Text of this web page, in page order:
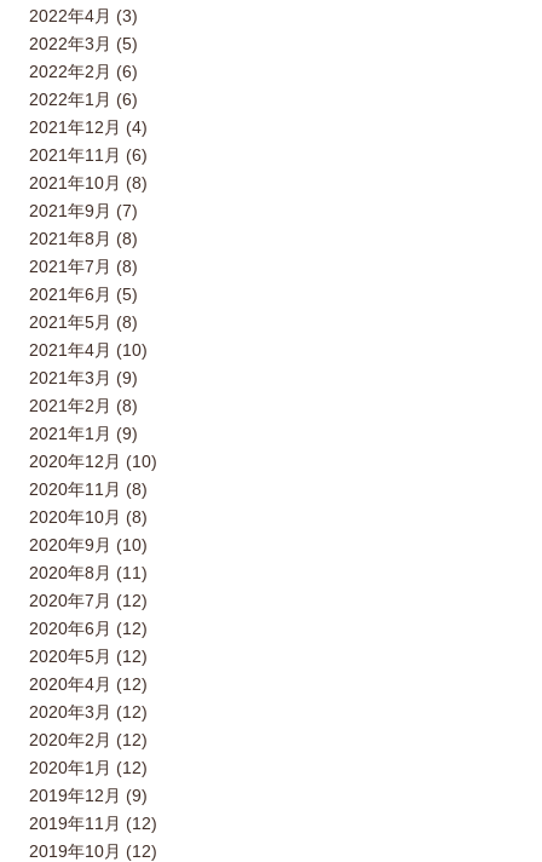
2022年4月 (3)
2022年3月 (5)
2022年2月 (6)
2022年1月 (6)
2021年12月 (4)
2021年11月 (6)
2021年10月 (8)
2021年9月 (7)
2021年8月 (8)
2021年7月 (8)
2021年6月 (5)
2021年5月 (8)
2021年4月 (10)
2021年3月 (9)
2021年2月 (8)
2021年1月 (9)
2020年12月 (10)
2020年11月 (8)
2020年10月 (8)
2020年9月 (10)
2020年8月 (11)
2020年7月 (12)
2020年6月 (12)
2020年5月 (12)
2020年4月 (12)
2020年3月 (12)
2020年2月 (12)
2020年1月 (12)
2019年12月 (9)
2019年11月 (12)
2019年10月 (12)